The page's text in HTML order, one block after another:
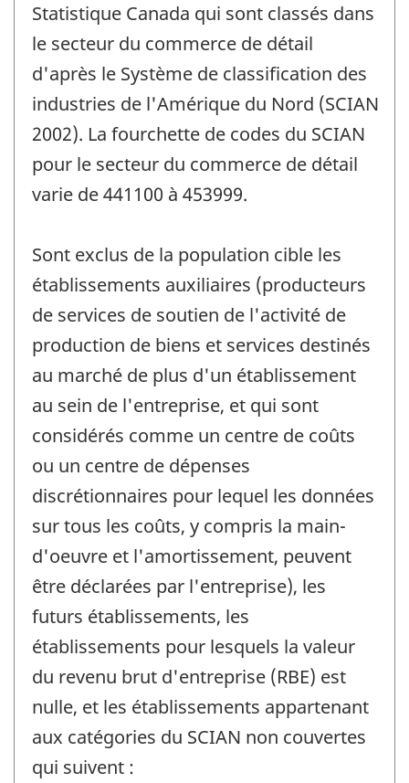
Statistique Canada qui sont classés dans
le secteur du commerce de détail
d'après le Système de classification des
industries de l'Amérique du Nord (SCIAN
2002). La fourchette de codes du SCIAN
pour le secteur du commerce de détail
varie de 441100 à 453999.
Sont exclus de la population cible les
établissements auxiliaires (producteurs
de services de soutien de l'activité de
production de biens et services destinés
au marché de plus d'un établissement
au sein de l'entreprise, et qui sont
considérés comme un centre de coûts
ou un centre de dépenses
discrétionnaires pour lequel les données
sur tous les coûts, y compris la main-
d'oeuvre et l'amortissement, peuvent
être déclarées par l'entreprise), les
futurs établissements, les
établissements pour lesquels la valeur
du revenu brut d'entreprise (RBE) est
nulle, et les établissements appartenant
aux catégories du SCIAN non couvertes
qui suivent :